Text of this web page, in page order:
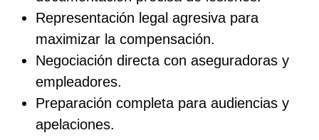
Representación legal agresiva para
maximizar la compensación.
Negociación directa con aseguradoras y
empleadores.
Preparación completa para audiencias y
apelaciones.